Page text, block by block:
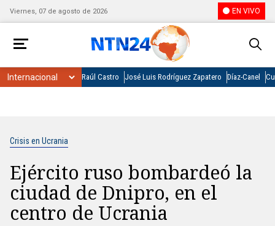
Viernes, 07 de agosto de 2026 EN VIVO
Raúl Castro José Luis Rodríguez Zapatero Díaz-Canel
Crisis en Ucrania
Ejército ruso bombardeó la
ciudad de Dnipro, en el
centro de Ucrania